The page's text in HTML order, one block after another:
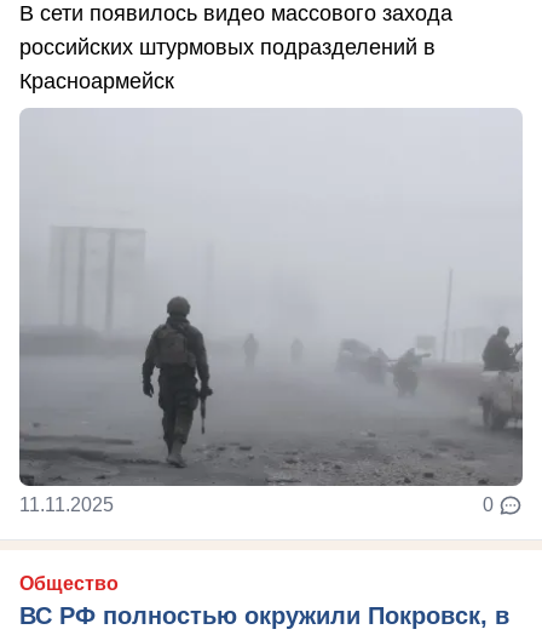
В сети появилось видео массового захода
российских штурмовых подразделений в
Красноармейск
11.11.2025 0
Общество
ВС РФ полностью окружили Покровск, в